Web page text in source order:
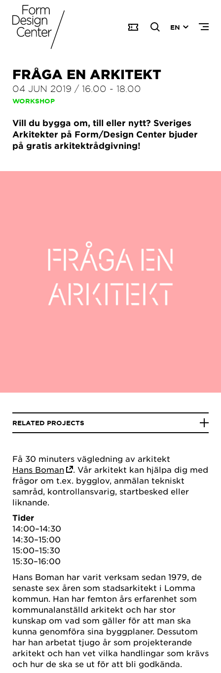
EN
FRÅGA EN ARKITEKT
04 JUN 2019 / 16.00 - 18.00
WORKSHOP
Vill du bygga om, till eller nytt? Sveriges
Arkitekter på Form/Design Center bjuder
på gratis arkitektrådgivning!
Få 30 minuters vägledning av arkitekt
Hans Boman
. Vår arkitekt kan hjälpa dig med
frågor om t.ex. bygglov, anmälan tekniskt
samråd, kontrollansvarig, startbesked eller
liknande.
Tider
14:00–14:30
14:30–15:00
15:00–15:30
15:30–16:00
Hans Boman har varit verksam sedan 1979, de
senaste sex åren som stadsarkitekt i Lomma
kommun. Han har femton års erfarenhet som
kommunalanställd arkitekt och har stor
kunskap om vad som gäller för att man ska
kunna genomföra sina byggplaner. Dessutom
har han arbetat tjugo år som projekterande
arkitekt och han vet vilka handlingar som krävs
och hur de ska se ut för att bli godkända.
RELATED PROJECTS